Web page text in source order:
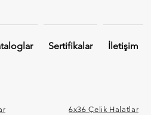
Sertifikalar İletişim
6x36 Çelik Halatlar